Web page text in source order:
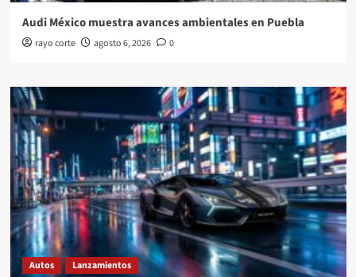
Audi México muestra avances ambientales en Puebla
rayo corte agosto 6, 2026 0
Autos Lanzamientos